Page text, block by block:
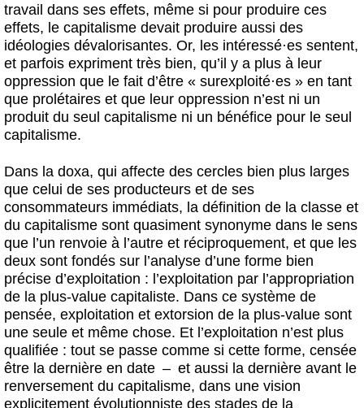
travail dans ses effets, même si pour produire ces
effets, le capitalisme devait produire aussi des
idéologies dévalorisantes. Or, les intéressé·es sentent,
et parfois expriment très bien, qu’il y a plus à leur
oppression que le fait d’être « surexploité·es » en tant
que prolétaires et que leur oppression n’est ni un
produit du seul capitalisme ni un bénéfice pour le seul
capitalisme.
Dans la doxa, qui affecte des cercles bien plus larges
que celui de ses producteurs et de ses
consommateurs immédiats, la définition de la classe et
du capitalisme sont quasiment synonyme dans le sens
que l’un renvoie à l’autre et réciproquement, et que les
deux sont fondés sur l’analyse d’une forme bien
précise d’exploitation : l’exploitation par l’appropriation
de la plus-value capitaliste. Dans ce système de
pensée, exploitation et extorsion de la plus-value sont
une seule et même chose. Et l’exploitation n’est plus
qualifiée : tout se passe comme si cette forme, censée
être la dernière en date – et aussi la dernière avant le
renversement du capitalisme, dans une vision
explicitement évolutionniste des stades de la